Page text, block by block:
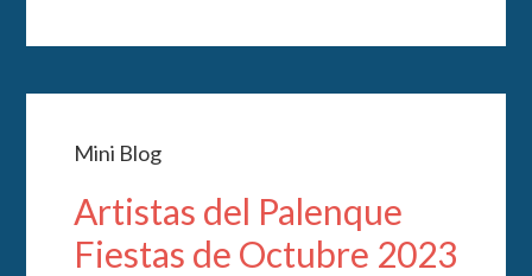
Mini Blog
Artistas del Palenque
Fiestas de Octubre 2023